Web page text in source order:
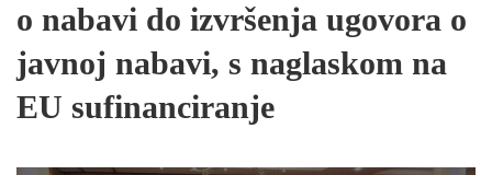
o nabavi do izvršenja ugovora o
javnoj nabavi, s naglaskom na
EU sufinanciranje